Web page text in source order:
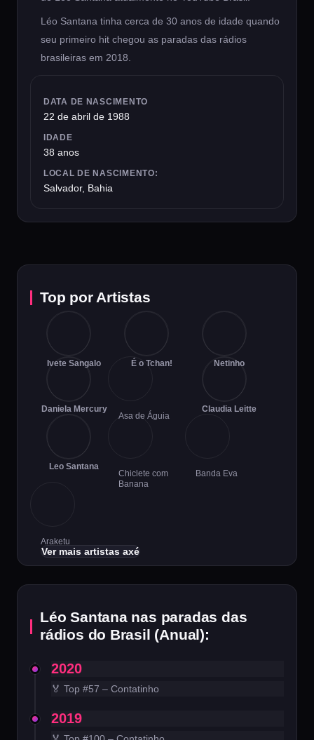
Léo Santana nas paradas das
rádios do Brasil (Anual):
2020
🏅 Top #57 – Contatinho
2019
Top por Artistas
Ivete Sangalo É o Tchan! Netinho
Daniela Mercury
Asa de Águia
Claudia Leitte
Leo Santana
Chiclete com
Banana
Banda Eva
Araketu
Ver mais artistas axé
Léo Santana tinha cerca de 30 anos de idade quando
seu primeiro hit chegou as paradas das rádios
brasileiras em 2018.
DATA DE NASCIMENTO
22 de abril de 1988
IDADE
38 anos
LOCAL DE NASCIMENTO:
Salvador, Bahia